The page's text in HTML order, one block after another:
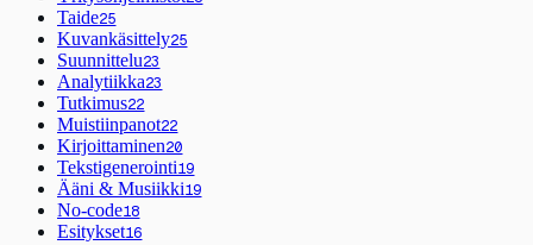
Taide25
Kuvankäsittely25
Suunnittelu23
Analytiikka23
Tutkimus22
Muistiinpanot22
Kirjoittaminen20
Tekstigenerointi19
Ääni & Musiikki19
No-code18
Esitykset16